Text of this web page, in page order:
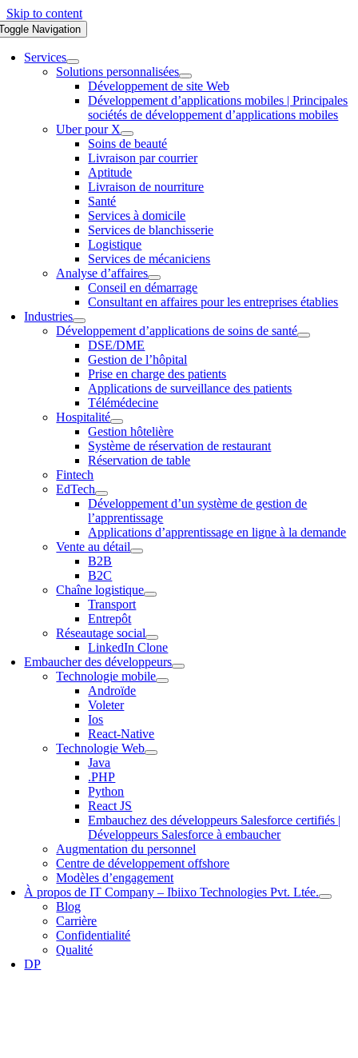
Skip to content
Navigation
Services
Solutions personnalisées
Développement de site Web
Développement d’applications mobiles | Principales
sociétés de développement d’applications mobiles
Uber pour X
Soins de beauté
Livraison par courrier
Aptitude
Livraison de nourriture
Santé
Services à domicile
Services de blanchisserie
Logistique
Services de mécaniciens
Analyse d’affaires
Conseil en démarrage
Consultant en affaires pour les entreprises établies
Industries
Développement d’applications de soins de santé
DSE/DME
Gestion de l’hôpital
Prise en charge des patients
Applications de surveillance des patients
Télémédecine
Hospitalité
Gestion hôtelière
Système de réservation de restaurant
Réservation de table
Fintech
EdTech
Développement d’un système de gestion de
l’apprentissage
Applications d’apprentissage en ligne à la demande
Vente au détail
B2B
B2C
Chaîne logistique
Transport
Entrepôt
Réseautage social
LinkedIn Clone
Embaucher des développeurs
Technologie mobile
Androïde
Voleter
Ios
React-Native
Technologie Web
Java
.PHP
Python
React JS
Embauchez des développeurs Salesforce certifiés |
Développeurs Salesforce à embaucher
Augmentation du personnel
Centre de développement offshore
Modèles d’engagement
À propos de IT Company – Ibiixo Technologies Pvt. Ltée.
Blog
Carrière
Confidentialité
Qualité
DP